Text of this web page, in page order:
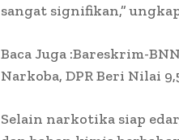
sangat signifikan,”
Baca Juga :Bareskrim-
Narkoba, DPR Beri Nilai
Selain narkotika siap